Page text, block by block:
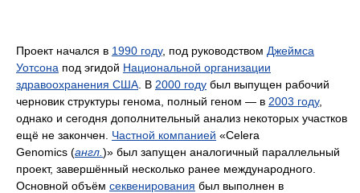
Проект начался в 1990 году, под руководством Джеймса
Уотсона под эгидой Национальной организации
здравоохранения США . В 2000 году был выпущен рабочий
черновик структуры генома, полный геном — в 2003 году,
однако и сегодня дополнительный анализ некоторых участков
ещё не закончен. Частной компанией «Celera
Genomics (англ. )» был запущен аналогичный параллельный
проект, завершённый несколько ранее международного.
Основной объём секвенирования был выполнен в